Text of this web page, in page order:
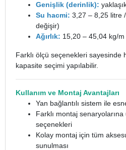
Genişlik (derinlik):
Su hacmi: 3,27 – 8,25 litre
değişir)
Ağırlık: 15,20 – 45,04 kg/m
Farklı ölçü seçenekleri sayesinde
kapasite seçimi yapılabilir.
Kullanım ve Montaj Avantajları
Yan bağlantılı sistem ile
Farklı montaj senaryolarına
seçenekleri
Kolay montaj için tüm
sunulması